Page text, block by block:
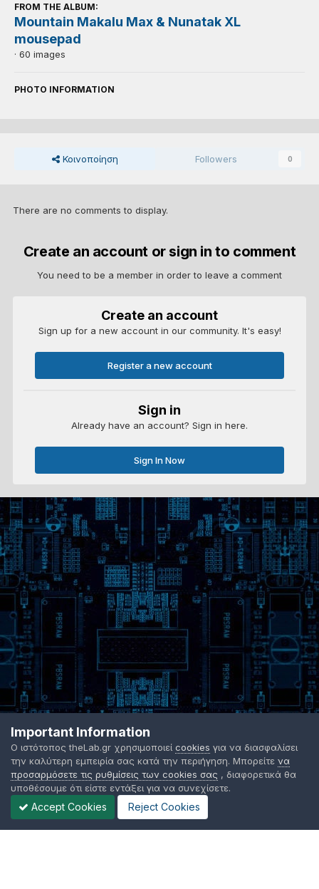
FROM THE ALBUM:
Mountain Makalu Max & Nunatak XL
mousepad
· 60 images
PHOTO INFORMATION
Κοινοποίηση Followers 0
There are no comments to display.
Create an account or sign in to comment
You need to be a member in order to leave a comment
Create an account
Sign up for a new account in our community. It's easy!
Register a new account
Sign in
Already have an account? Sign in here.
Sign In Now
Important Information
Ο ιστότοπος theLab.gr χρησιμοποιεί cookies για να διασφαλίσει
την καλύτερη εμπειρία σας κατά την περιήγηση. Μπορείτε να
προσαρμόσετε τις ρυθμίσεις των cookies σας , διαφορετικά θα
υποθέσουμε ότι είστε εντάξει για να συνεχίσετε.
Accept Cookies Reject Cookies